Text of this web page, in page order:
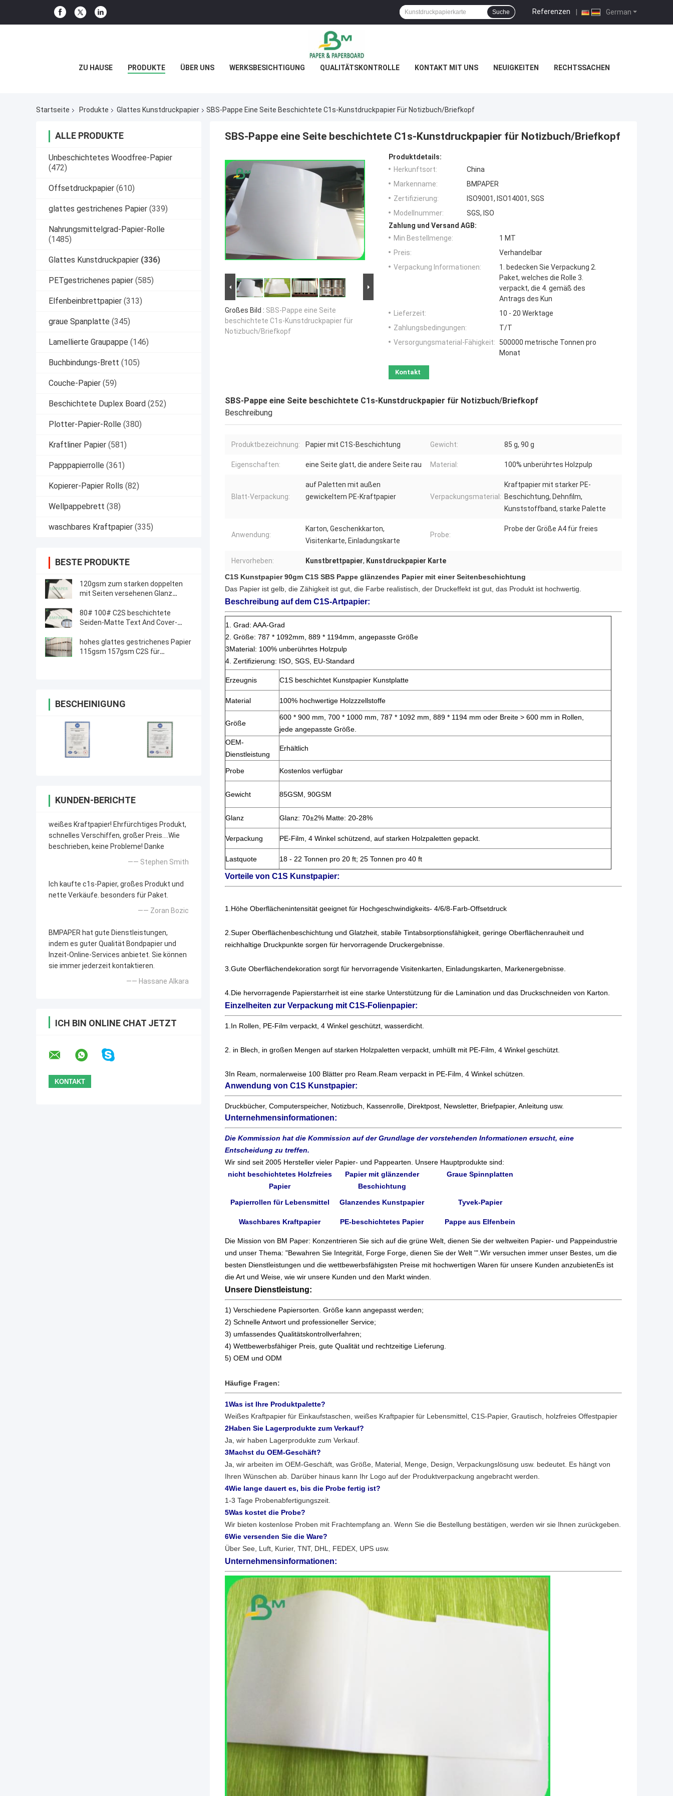
German
Referenzen |
Suche
ZU HAUSE PRODUKTE ÜBER UNS WERKSBESICHTIGUNG QUALITÄTSKONTROLLE KONTAKT MIT UNS NEUIGKEITEN RECHTSSACHEN
Startseite Produkte Glattes Kunstdruckpapier SBS-Pappe Eine Seite Beschichtete C1s-Kunstdruckpapier Für Notizbuch/Briefkopf
ALLE PRODUKTE
Unbeschichtetes Woodfree-Papier
(472)
Offsetdruckpapier (610)
glattes gestrichenes Papier (339)
Nahrungsmittelgrad-Papier-Rolle
(1485)
Glattes Kunstdruckpapier (336)
PETgestrichenes papier (585)
Elfenbeinbrettpapier (313)
graue Spanplatte (345)
Lamellierte Graupappe (146)
Buchbindungs-Brett (105)
Couche-Papier (59)
Beschichtete Duplex Board (252)
Plotter-Papier-Rolle (380)
Kraftliner Papier (581)
Papppapierrolle (361)
Kopierer-Papier Rolls (82)
Wellpappebrett (38)
waschbares Kraftpapier (335)
BESTE PRODUKTE
120gsm zum starken doppelten
mit Seiten versehenen Glanz
72 *102cm
80# 100# C2S beschichtete
Seiden-Matte Text And Cover-
hohes glattes gestrichenes Papier
115gsm 157gsm C2S für
BESCHEINIGUNG
KUNDEN-BERICHTE
weißes Kraftpapier! Ehrfürchtiges Produkt,
schnelles Verschiffen, großer Preis….Wie
beschrieben, keine Probleme! Danke
—— Stephen Smith
Ich kaufte c1s-Papier, großes Produkt und
nette Verkäufe. besonders für Paket.
—— Zoran Bozic
BMPAPER hat gute Dienstleistungen,
indem es guter Qualität Bondpapier und
Inzeit-Online-Services anbietet. Sie können
sie immer jederzeit kontaktieren.
—— Hassane Alkara
ICH BIN ONLINE CHAT JETZT
SBS-Pappe eine Seite beschichtete C1s-Kunstdruckpapier für Notizbuch/Briefkopf
Großes Bild : SBS-Pappe eine Seite
beschichtete C1s-Kunstdruckpapier für
Notizbuch/Briefkopf
Produktdetails:
Herkunftsort:
China
Markenname:
BMPAPER
Zertifizierung:
ISO9001, ISO14001, SGS
Modellnummer:
SGS, ISO
Zahlung und Versand AGB:
Min Bestellmenge:
1 MT
Preis:
Verhandelbar
Verpackung Informationen:
1. bedecken Sie Verpackung 2.
Paket, welches die Rolle 3.
verpackt, die 4. gemäß des
Antrags des Kun
Lieferzeit:
10 - 20 Werktage
Zahlungsbedingungen:
T/T
Versorgungsmaterial-Fähigkeit:
500000 metrische Tonnen pro
Monat
Kontakt
SBS-Pappe eine Seite beschichtete C1s-Kunstdruckpapier für Notizbuch/Briefkopf
Beschreibung
Produktbezeichnung: Papier mit C1S-Beschichtung Gewicht: 85 g, 90 g
Eigenschaften: eine Seite glatt, die andere Seite rau Material: 100% unberührtes Holzpulp
Blatt-Verpackung:
auf Paletten mit außen
gewickeltem PE-Kraftpapier
Verpackungsmaterial:
Kraftpapier mit starker PE-
Beschichtung, Dehnfilm,
Kunststoffband, starke Palette
Anwendung:
Karton, Geschenkkarton,
Visitenkarte, Einladungskarte
Probe:
Probe der Größe A4 für freies
Hervorheben: Kunstbrettpapier, Kunstdruckpapier Karte
C1S Kunstpapier 90gm C1S SBS Pappe glänzendes Papier mit einer Seitenbeschichtung
Das Papier ist gelb, die Zähigkeit ist gut, die Farbe realistisch, der Druckeffekt ist gut, das Produkt ist hochwertig.
Beschreibung auf dem C1S-Artpapier:
1. Grad: AAA-Grad
2. Größe: 787 * 1092mm, 889 * 1194mm, angepasste Größe
3Material: 100% unberührtes Holzpulp
4. Zertifizierung: ISO, SGS, EU-Standard
Erzeugnis C1S beschichtet Kunstpapier Kunstplatte
Material 100% hochwertige Holzzzellstoffe
Größe
600 * 900 mm, 700 * 1000 mm, 787 * 1092 mm, 889 * 1194 mm oder Breite > 600 mm in Rollen,
jede angepasste Größe.
OEM-
Dienstleistung
Erhältlich
Probe Kostenlos verfügbar
Gewicht 85GSM, 90GSM
Glanz Glanz: 70±2% Matte: 20-28%
Verpackung PE-Film, 4 Winkel schützend, auf starken Holzpaletten gepackt.
Lastquote 18 - 22 Tonnen pro 20 ft; 25 Tonnen pro 40 ft
Vorteile von C1S Kunstpapier:
1.Höhe Oberflächenintensität geeignet für Hochgeschwindigkeits- 4/6/8-Farb-Offsetdruck
2.Super Oberflächenbeschichtung und Glatzheit, stabile Tintabsorptionsfähigkeit, geringe Oberflächenrauheit und
reichhaltige Druckpunkte sorgen für hervorragende Druckergebnisse.
3.Gute Oberflächendekoration sorgt für hervorragende Visitenkarten, Einladungskarten, Markenergebnisse.
4.Die hervorragende Papierstarrheit ist eine starke Unterstützung für die Lamination und das Druckschneiden von Karton.
Einzelheiten zur Verpackung mit C1S-Folienpapier:
1.In Rollen, PE-Film verpackt, 4 Winkel geschützt, wasserdicht.
2. in Blech, in großen Mengen auf starken Holzpaletten verpackt, umhüllt mit PE-Film, 4 Winkel geschützt.
3In Ream, normalerweise 100 Blätter pro Ream.Ream verpackt in PE-Film, 4 Winkel schützen.
Anwendung von C1S Kunstpapier:
Druckbücher, Computerspeicher, Notizbuch, Kassenrolle, Direktpost, Newsletter, Briefpapier, Anleitung usw.
Unternehmensinformationen:
Die Kommission hat die Kommission auf der Grundlage der vorstehenden Informationen ersucht, eine
Entscheidung zu treffen.
Wir sind seit 2005 Hersteller vieler Papier- und Pappearten. Unsere Hauptprodukte sind:
nicht beschichtetes Holzfreies
Papier
Papier mit glänzender
Beschichtung
Graue Spinnplatten
Papierrollen für Lebensmittel Glanzendes Kunstpapier Tyvek-Papier
Waschbares Kraftpapier PE-beschichtetes Papier Pappe aus Elfenbein
Die Mission von BM Paper: Konzentrieren Sie sich auf die grüne Welt, dienen Sie der weltweiten Papier- und Pappeindustrie
und unser Thema: "Bewahren Sie Integrität, Forge Forge, dienen Sie der Welt '".Wir versuchen immer unser Bestes, um die
besten Dienstleistungen und die wettbewerbsfähigsten Preise mit hochwertigen Waren für unsere Kunden anzubietenEs ist
die Art und Weise, wie wir unsere Kunden und den Markt winden.
Unsere Dienstleistung:
1) Verschiedene Papiersorten. Größe kann angepasst werden;
2) Schnelle Antwort und professioneller Service;
3) umfassendes Qualitätskontrollverfahren;
4) Wettbewerbsfähiger Preis, gute Qualität und rechtzeitige Lieferung.
5) OEM und ODM
Häufige Fragen:
1Was ist Ihre Produktpalette?
Weißes Kraftpapier für Einkaufstaschen, weißes Kraftpapier für Lebensmittel, C1S-Papier, Grautisch, holzfreies Offestpapier
2Haben Sie Lagerprodukte zum Verkauf?
Ja, wir haben Lagerprodukte zum Verkauf.
3Machst du OEM-Geschäft?
Ja, wir arbeiten im OEM-Geschäft, was Größe, Material, Menge, Design, Verpackungslösung usw. bedeutet. Es hängt von
Ihren Wünschen ab. Darüber hinaus kann Ihr Logo auf der Produktverpackung angebracht werden.
4Wie lange dauert es, bis die Probe fertig ist?
1-3 Tage Probenabfertigungszeit.
5Was kostet die Probe?
Wir bieten kostenlose Proben mit Frachtempfang an. Wenn Sie die Bestellung bestätigen, werden wir sie Ihnen zurückgeben.
6Wie versenden Sie die Ware?
Über See, Luft, Kurier, TNT, DHL, FEDEX, UPS usw.
Unternehmensinformationen: